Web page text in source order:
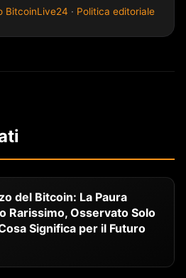
BitcoinLive24 · Politica editoriale
del Bitcoin: La Paura
Rarissimo, Osservato Solo
Significa per il Futuro